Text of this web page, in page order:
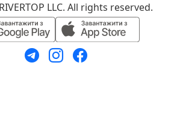
LLC. All rights reserved.